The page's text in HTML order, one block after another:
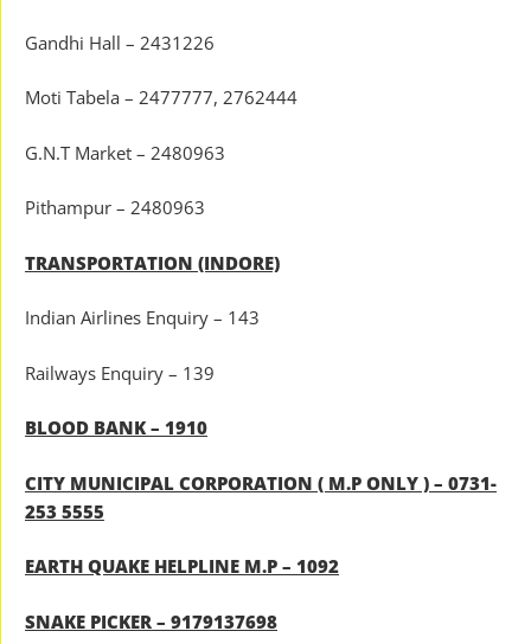
Gandhi Hall – 2431226
Moti Tabela – 2477777, 2762444
G.N.T Market – 2480963
Pithampur – 2480963
TRANSPORTATION (INDORE)
Indian Airlines Enquiry – 143
Railways Enquiry – 139
BLOOD BANK – 1910
CITY MUNICIPAL CORPORATION ( M.P ONLY ) – 0731-
253 5555
EARTH QUAKE HELPLINE M.P – 1092
SNAKE PICKER – 9179137698